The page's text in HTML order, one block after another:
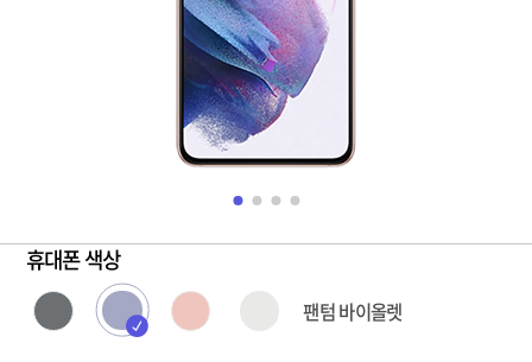
휴대폰 색상
팬텀 그레이팬텀 바이올렛팬텀 핑크 팬텀 화이트
팬텀 바이올렛